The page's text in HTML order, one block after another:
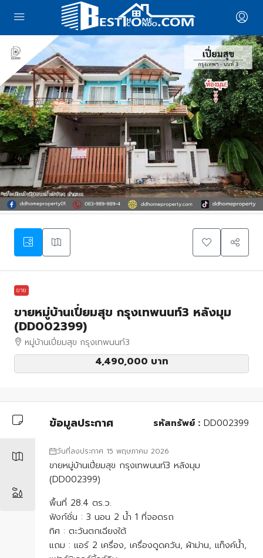
ขาย
ขายหมู่บ้านเปี่ยมสุข กรุงเทพนนท์3 หลังมุม
(DD002399)
หมู่บ้านเปี่ยมสุข กรุงเทพนนท์3
4,490,000 บาท
ข้อมูลประกาศ รหัสทรัพย์ : DD002399
วันที่ลงประกาศ 15 พฤษภาคม 2026
ขายหมู่บ้านเปี่ยมสุข กรุงเทพนนท์3 หลังมุม
(DD002399)
พื้นที่ 28.4 ตร.ว.
ฟังก์ชั่น : 3 นอน 2 น้ำ 1 ที่จอดรถ
ทิศ : ตะวันตกเฉียงใต้
แถม : แอร์ 2 เครื่อง, เครื่องดูดควัน, ผ้าม่าน, แท็งค์น้ำ,